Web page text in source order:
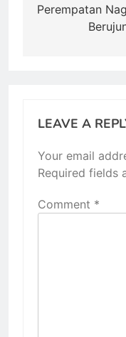
Perempatan
LEAVE A
Your email
Required fields
Comment *